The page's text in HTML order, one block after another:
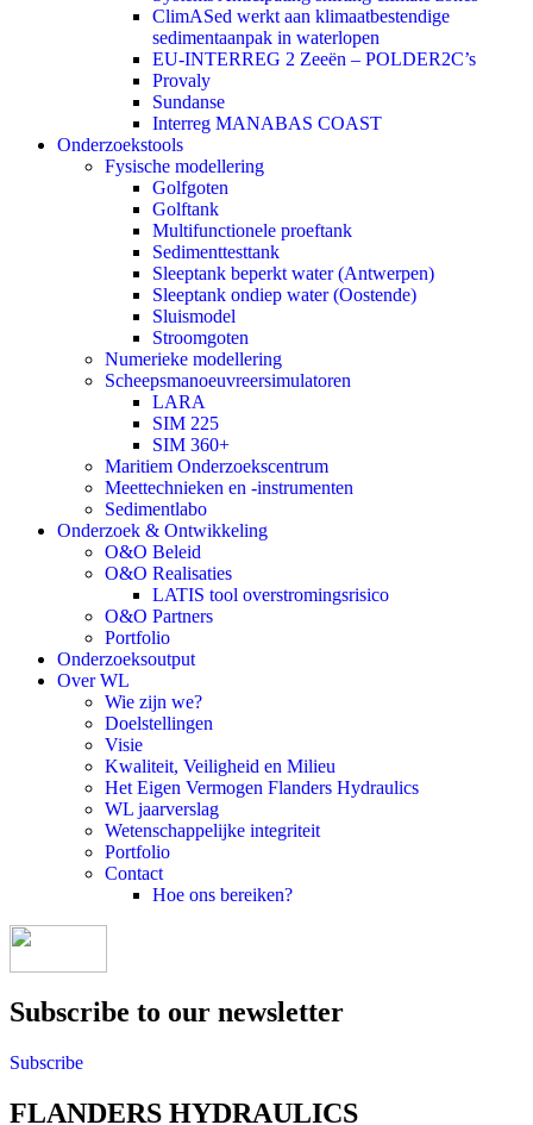
ClimASed werkt aan klimaatbestendige
sedimentaanpak in waterlopen
EU-INTERREG 2 Zeeën – POLDER2C’s
Provaly
Sundanse
Interreg MANABAS COAST
Onderzoekstools
Fysische modellering
Golfgoten
Golftank
Multifunctionele proeftank
Sedimenttesttank
Sleeptank beperkt water (Antwerpen)
Sleeptank ondiep water (Oostende)
Sluismodel
Stroomgoten
Numerieke modellering
Scheepsmanoeuvreersimulatoren
LARA
SIM 225
SIM 360+
Maritiem Onderzoekscentrum
Meettechnieken en -instrumenten
Sedimentlabo
Onderzoek & Ontwikkeling
O&O Beleid
O&O Realisaties
LATIS tool overstromingsrisico
O&O Partners
Portfolio
Onderzoeksoutput
Over WL
Wie zijn we?
Doelstellingen
Visie
Kwaliteit, Veiligheid en Milieu
Het Eigen Vermogen Flanders Hydraulics
WL jaarverslag
Wetenschappelijke integriteit
Portfolio
Contact
Hoe ons bereiken?
Subscribe to our newsletter
Subscribe
FLANDERS HYDRAULICS